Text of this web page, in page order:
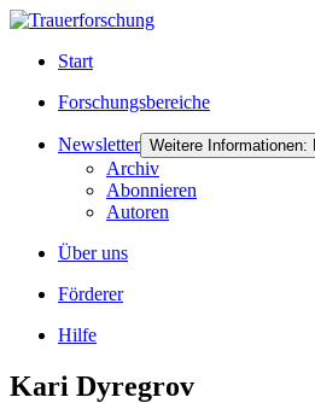
Start
Forschungsbereiche
Newsletter Weitere Informationen:
Archiv
Abonnieren
Autoren
Über uns
Förderer
Hilfe
Kari Dyregrov